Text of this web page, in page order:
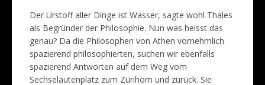
Der Urstoff aller Dinge ist Wasser, sagte wohl Thales
als Begründer der Philosophie. Nun was heisst das
genau? Da die Philosophen von Athen vornehmlich
spazierend philosophierten, suchen wir ebenfalls
spazierend Antworten auf dem Weg vom
Sechseläutenplatz zum Zürihorn und zurück. Sie